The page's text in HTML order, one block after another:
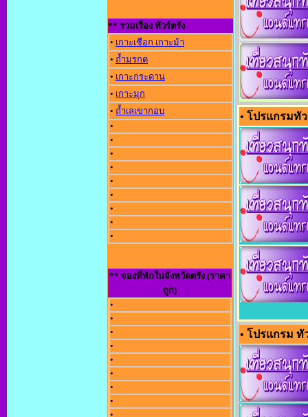
** รวมเรื่อง ทัวร์ตรัง
• เกาะเชือก เกาะม้า
• ถ้ำมรกต
• เกาะกระดาน
• เกาะมุก
• ถ้ำเลเขากอบ
•
•
•
•
•
•
•
•
•
** จองที่พักในจังหวัดตรัง (ราคา
ถูก)
•
•
•
•
•
•
•
•
•
• โปรแกรมทั
• โปรแกรม ทั